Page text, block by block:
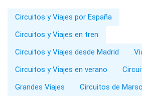
Circuitos y Viajes por España
Circuitos y Viajes en tren
Circuitos y Viajes desde Madrid
Circuitos y Viajes en verano
Grandes Viajes
Circuitos de